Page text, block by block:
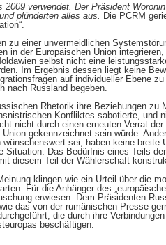
2009 verwendet. Der Präsident
plünderten alles aus. Die PCRM
zu einer unvermeidlichen
in der Europäischen Union
selbst nicht eine
Im Ergebnis dessen liegt keine
auf individueller Ebene
nach Russland begeben.
Rhetorik ihre Beziehungen zu
Konfliktes sabotierte, und
nicht durch einen erneuten Verrat
gekennzeichnet sein würde.
sei, haben keine breite
Situation: Das Bedürfnis eines Teils
diesem Teil der Wählerschaft
klingen wie ein Urteil über die
Für die Anhänger des
erwiesen. Dem Präsidenten
das von der rumänischen Presse
die durch ihre
beschäftigen.